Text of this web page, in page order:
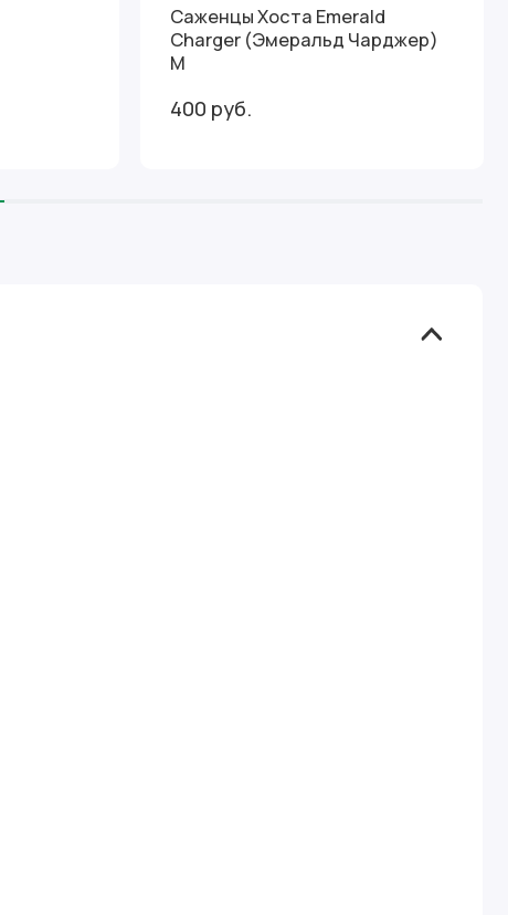
Саженцы Хоста Emerald
Charger (Эмеральд Чарджер)
М
400 руб.